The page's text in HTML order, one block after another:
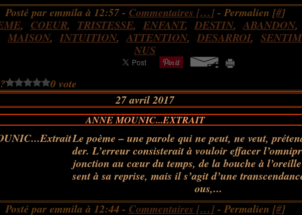
Posté par emmila à 12:57 - Commentaires […]- Permalien [#]
, COEUR, TRISTESSE, ENFANT,DESTIN,ABANDON
MAISON,INTUITION,ATTENTION,DESARROI,
NUS
0 vote
27 avril 2017
ANNE MOUNIC...EXTRAIT
Le poème – une parole qui ne peut, ne veut,
der. L’erreur consisterait à vouloir effacer
jonction au cœur du temps, de la bouche à
sent à sa reprise, mais il s’agit d’une
ous,...
Posté par emmila à 12:44 - Commentaires […]- Permalien [#]